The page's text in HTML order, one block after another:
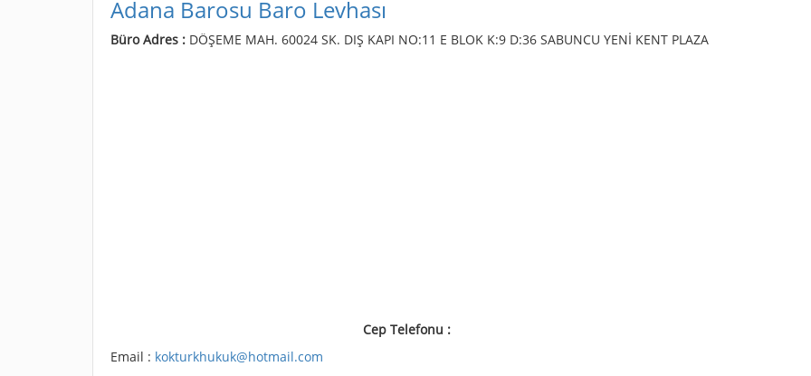
Adana Barosu Baro Levhası
Büro Adres : DÖŞEME MAH. 60024 SK. DIŞ KAPI NO:11 E BLOK K:9 D:36 SABUNCU YENİ KENT PLAZA
Cep Telefonu :
Email : kokturkhukuk@hotmail.com